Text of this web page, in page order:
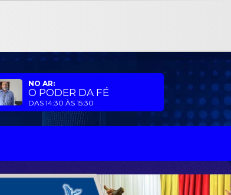
NO AR:
O PODER DA FÉ
DAS 14:30 ÀS 15:30